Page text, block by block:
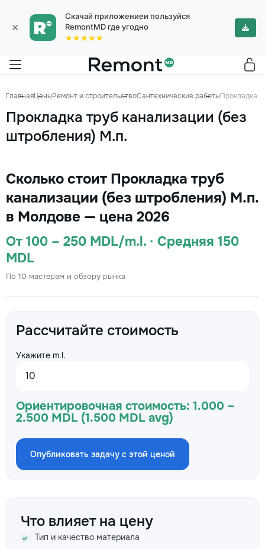
×
Скачай приложениеи пользуйся
RemontMD где угодно
★★★★★
ГлавнаяЦеныРемонт и строительствоСантехнические работыПрокладка
Прокладка труб канализации (без
штробления) М.п.
Сколько стоит Прокладка труб
канализации (без штробления) М.п.
в Молдове — цена 2026
От 100 – 250 MDL/m.l. · Средняя 150
MDL
По 10 мастерам и обзору рынка
Рассчитайте стоимость
Укажите m.l.
Ориентировочная стоимость: 1.000 –
2.500 MDL (1.500 MDL avg)
Опубликовать задачу с этой ценой
Что влияет на цену
Тип и качество материала